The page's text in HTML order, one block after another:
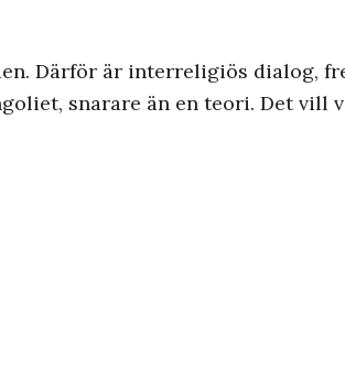
Därför är interreligiös dialog,
snarare än en teori. Det vill